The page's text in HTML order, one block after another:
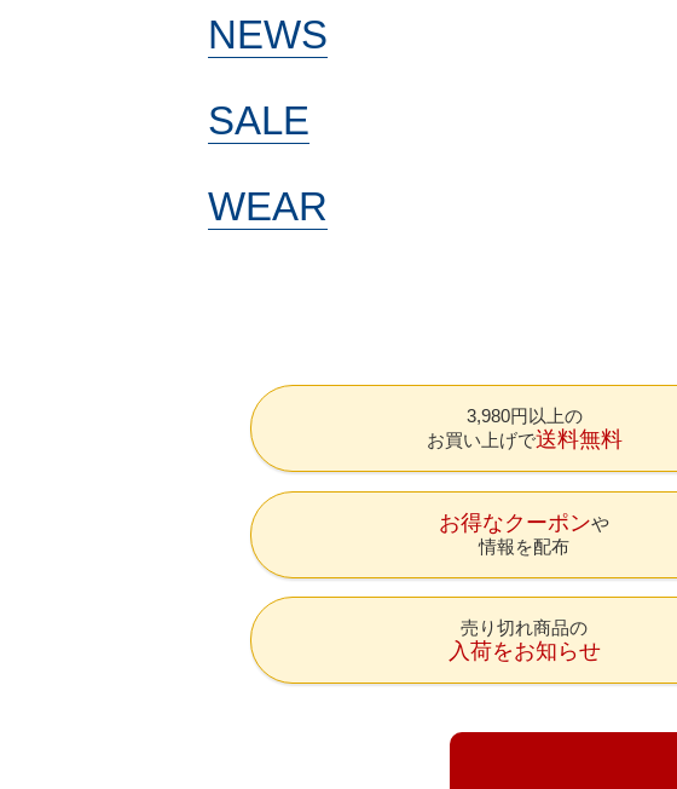
NEWS
SALE
WEAR
3,980円以上の
お買い上げで送料無料
お得なクーポン
情報を配布
売り切れ商品の
入荷をお知らせ